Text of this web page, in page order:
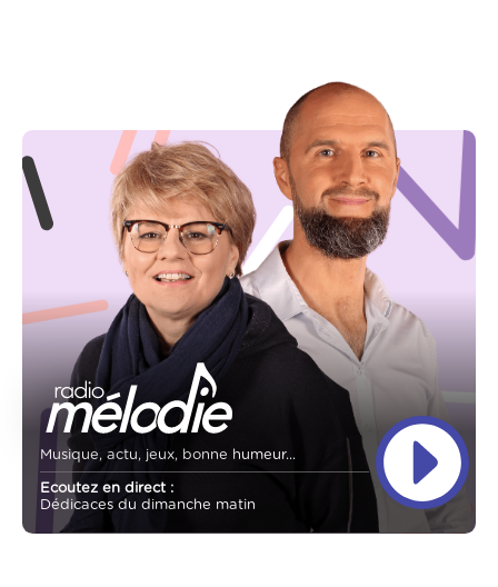
Musique, actu, jeux, bonne humeur...
Ecoutez en direct :
Dédicaces du dimanche matin